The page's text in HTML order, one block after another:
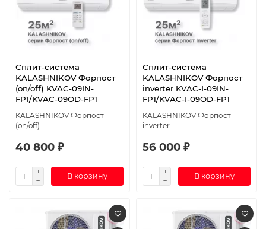
Сплит-система
KALASHNIKOV Форпост
(on/off) KVAC-09IN-
FP1/KVAC-09OD-FP1
KALASHNIKOV Форпост
(on/off)
40 800 ₽
В корзину
Сплит-система
KALASHNIKOV Форпост
inverter KVAC-I-09IN-
FP1/KVAC-I-09OD-FP1
KALASHNIKOV Форпост
inverter
56 000 ₽
В корзину